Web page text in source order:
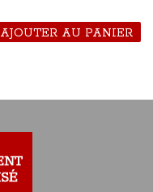
AJOUTER AU PANIER